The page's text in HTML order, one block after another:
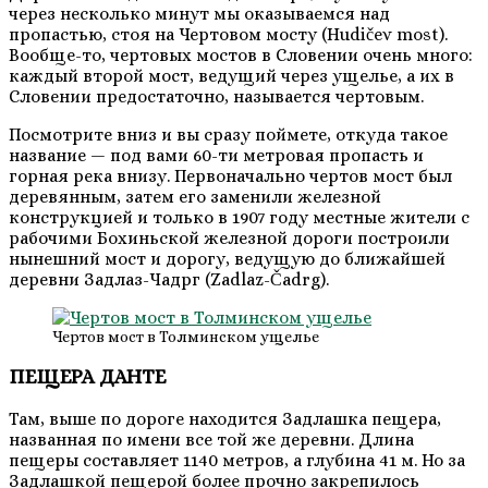
через несколько минут мы оказываемся над
пропастью, стоя на Чертовом мосту (Hudičev most).
Вообще-то, чертовых мостов в Словении очень много:
каждый второй мост, ведущий через ущелье, а их в
Словении предостаточно, называется чертовым.
Посмотрите вниз и вы сразу поймете, откуда такое
название — под вами 60-ти метровая пропасть и
горная река внизу. Первоначально чертов мост был
деревянным, затем его заменили железной
конструкцией и только в 1907 году местные жители с
рабочими Бохиньской железной дороги построили
нынешний мост и дорогу, ведущую до ближайшей
деревни Задлаз-Чадрг (Zadlaz-Čadrg).
Чертов мост в Толминском ущелье
ПЕЩЕРА ДАНТЕ
Там, выше по дороге находится Задлашка пещера,
названная по имени все той же деревни. Длина
пещеры составляет 1140 метров, а глубина 41 м. Но за
Задлашкой пещерой более прочно закрепилось